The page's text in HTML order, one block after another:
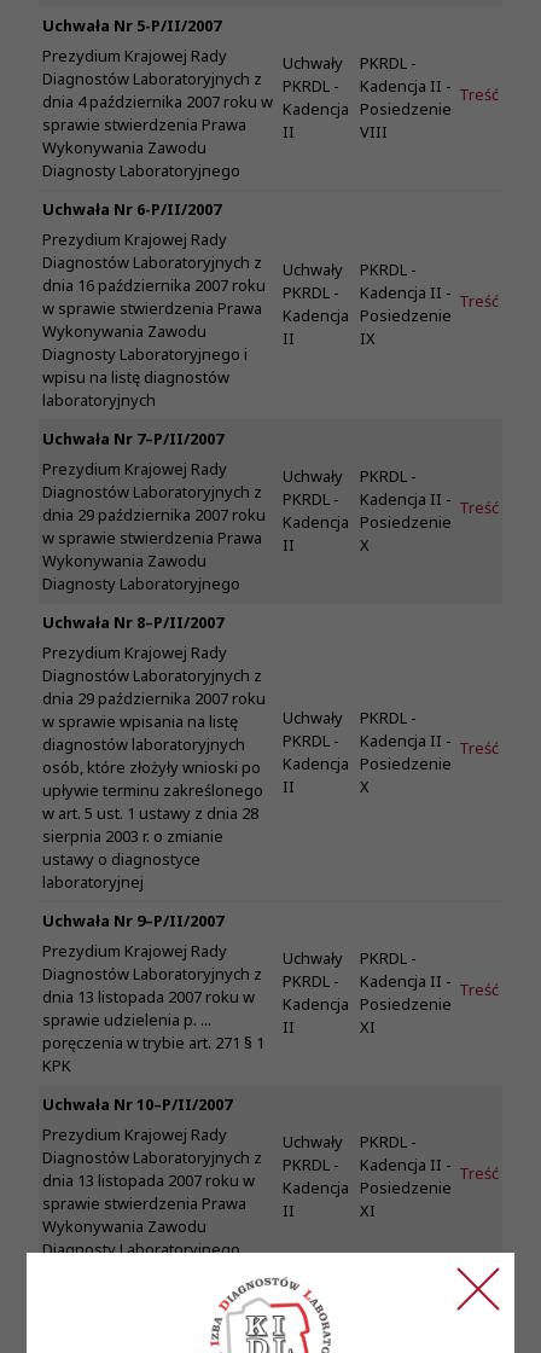
Uchwała Nr 5-P/II/2007
Prezydium Krajowej Rady
Diagnostów Laboratoryjnych z
dnia 4 października 2007 roku w
sprawie stwierdzenia Prawa
Wykonywania Zawodu
Diagnosty Laboratoryjnego
Uchwały
PKRDL -
Kadencja
II
PKRDL -
Kadencja II -
Posiedzenie
VIII
Treść
Uchwała Nr 6-P/II/2007
Prezydium Krajowej Rady
Diagnostów Laboratoryjnych z
dnia 16 października 2007 roku
w sprawie stwierdzenia Prawa
Wykonywania Zawodu
Diagnosty Laboratoryjnego i
wpisu na listę diagnostów
laboratoryjnych
Uchwały
PKRDL -
Kadencja
II
PKRDL -
Kadencja II -
Posiedzenie
IX
Treść
Uchwała Nr 7–P/II/2007
Prezydium Krajowej Rady
Diagnostów Laboratoryjnych z
dnia 29 października 2007 roku
w sprawie stwierdzenia Prawa
Wykonywania Zawodu
Diagnosty Laboratoryjnego
Uchwały
PKRDL -
Kadencja
II
PKRDL -
Kadencja II -
Posiedzenie
X
Treść
Uchwała Nr 8–P/II/2007
Prezydium Krajowej Rady
Diagnostów Laboratoryjnych z
dnia 29 października 2007 roku
w sprawie wpisania na listę
diagnostów laboratoryjnych
osób, które złożyły wnioski po
upływie terminu zakreślonego
w art. 5 ust. 1 ustawy z dnia 28
sierpnia 2003 r. o zmianie
ustawy o diagnostyce
laboratoryjnej
Uchwały
PKRDL -
Kadencja
II
PKRDL -
Kadencja II -
Posiedzenie
X
Treść
Uchwała Nr 9–P/II/2007
Prezydium Krajowej Rady
Diagnostów Laboratoryjnych z
dnia 13 listopada 2007 roku w
sprawie udzielenia p. ...
poręczenia w trybie art. 271 § 1
KPK
Uchwały
PKRDL -
Kadencja
II
PKRDL -
Kadencja II -
Posiedzenie
XI
Treść
Uchwała Nr 10–P/II/2007
Prezydium Krajowej Rady
Diagnostów Laboratoryjnych z
dnia 13 listopada 2007 roku w
sprawie stwierdzenia Prawa
Wykonywania Zawodu
Diagnosty Laboratoryjnego
Uchwały
PKRDL -
Kadencja
II
PKRDL -
Kadencja II -
Posiedzenie
XI
Treść
Prezydium Krajowej Rady
Diagnostów Laboratoryjnych z
Uchwały